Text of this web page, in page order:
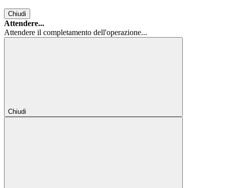
Chiudi
Attendere...
Attendere il completamento dell'operazione...
Chiudi